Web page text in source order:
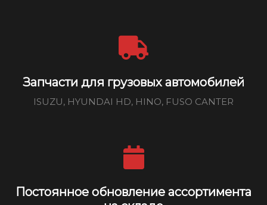
Запчасти для грузовых автомобилей
ISUZU, HYUNDAI HD, HINO, FUSO CANTER
Постоянное обновление ассортимента